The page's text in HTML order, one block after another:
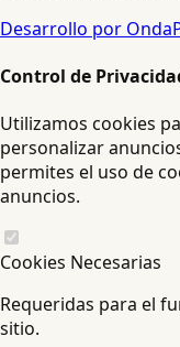
Desarrollo por
Control de
Utilizamos cookies
personalizar
permites el uso de
anuncios.
Cookies Necesarias
Requeridas para el
sitio.